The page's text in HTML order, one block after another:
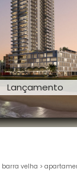
Lançamento
barra velha >